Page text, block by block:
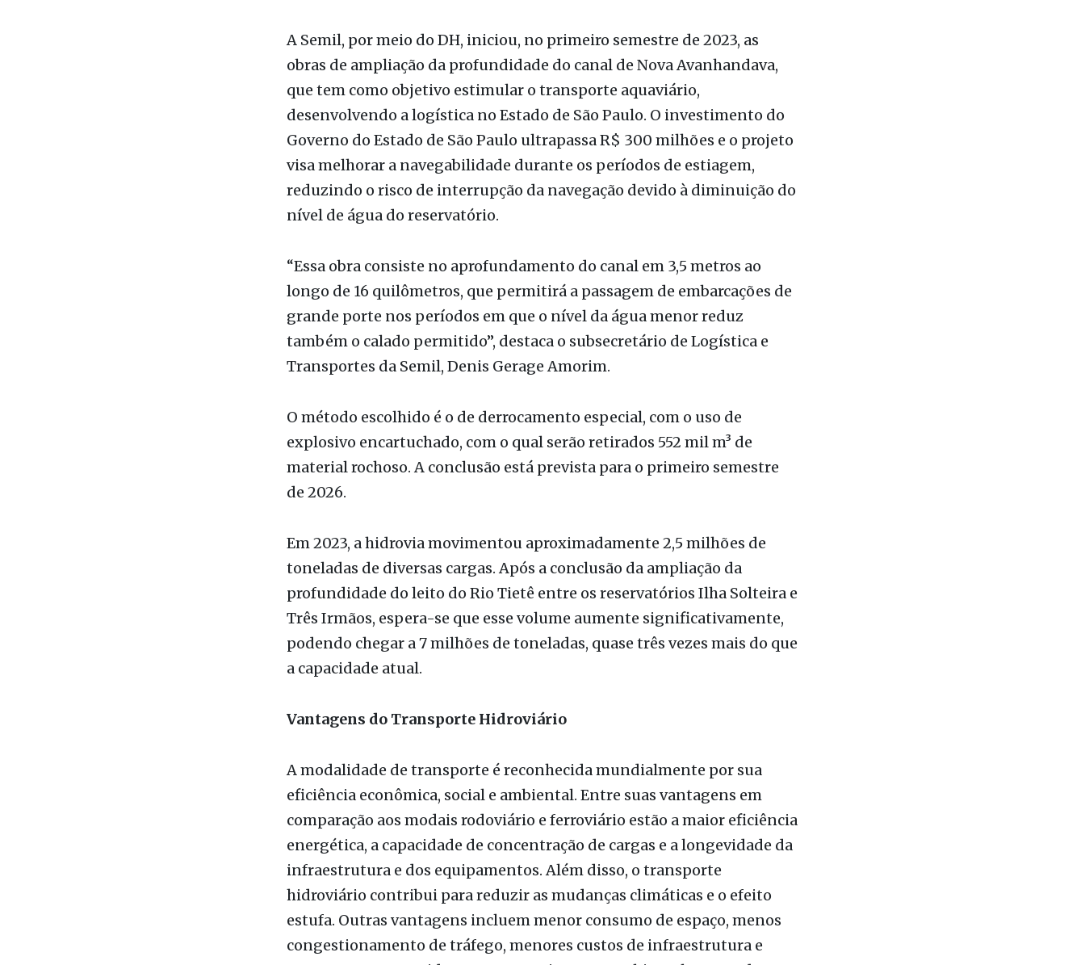
A Semil, por meio do DH, iniciou, no primeiro semestre de 2023, as
obras de ampliação da profundidade do canal de Nova Avanhandava,
que tem como objetivo estimular o transporte aquaviário,
desenvolvendo a logística no Estado de São Paulo. O investimento do
Governo do Estado de São Paulo ultrapassa R$ 300 milhões e o projeto
visa melhorar a navegabilidade durante os períodos de estiagem,
reduzindo o risco de interrupção da navegação devido à diminuição do
nível de água do reservatório.
“Essa obra consiste no aprofundamento do canal em 3,5 metros ao
longo de 16 quilômetros, que permitirá a passagem de embarcações de
grande porte nos períodos em que o nível da água menor reduz
também o calado permitido”, destaca o subsecretário de Logística e
Transportes da Semil, Denis Gerage Amorim.
O método escolhido é o de derrocamento especial, com o uso de
explosivo encartuchado, com o qual serão retirados 552 mil m³ de
material rochoso. A conclusão está prevista para o primeiro semestre
de 2026.
Em 2023, a hidrovia movimentou aproximadamente 2,5 milhões de
toneladas de diversas cargas. Após a conclusão da ampliação da
profundidade do leito do Rio Tietê entre os reservatórios Ilha Solteira e
Três Irmãos, espera-se que esse volume aumente significativamente,
podendo chegar a 7 milhões de toneladas, quase três vezes mais do que
a capacidade atual.
Vantagens do Transporte Hidroviário
A modalidade de transporte é reconhecida mundialmente por sua
eficiência econômica, social e ambiental. Entre suas vantagens em
comparação aos modais rodoviário e ferroviário estão a maior eficiência
energética, a capacidade de concentração de cargas e a longevidade da
infraestrutura e dos equipamentos. Além disso, o transporte
hidroviário contribui para reduzir as mudanças climáticas e o efeito
estufa. Outras vantagens incluem menor consumo de espaço, menos
congestionamento de tráfego, menores custos de infraestrutura e